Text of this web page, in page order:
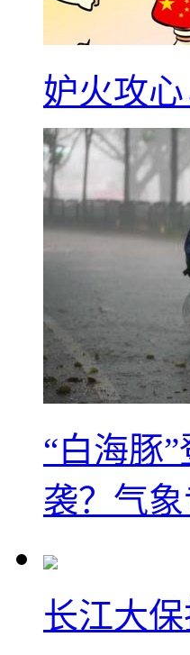
妒火攻
“白海豚
袭？气
长江大